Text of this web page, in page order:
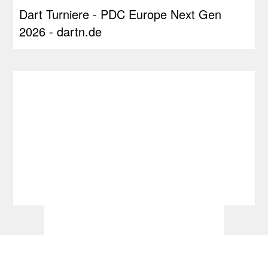
Dart Turniere - PDC Europe Next Gen
2026 - dartn.de